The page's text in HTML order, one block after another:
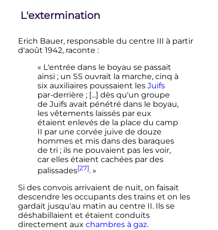
L'extermination
Erich Bauer, responsable du centre III à partir
d'août 1942, raconte :
« L'entrée dans le boyau se passait
ainsi ; un SS ouvrait la marche, cinq à
six auxiliaires poussaient les Juifs
par-derrière ; [...] dès qu'un groupe
de Juifs avait pénétré dans le boyau,
les vêtements laissés par eux
étaient enlevés de la place du camp
II par une corvée juive de douze
hommes et mis dans des baraques
de tri ; ils ne pouvaient pas les voir,
car elles étaient cachées par des
palissades[27]. »
Si des convois arrivaient de nuit, on faisait
descendre les occupants des trains et on les
gardait jusqu'au matin au centre II. Ils se
déshabillaient et étaient conduits
directement aux chambres à gaz.